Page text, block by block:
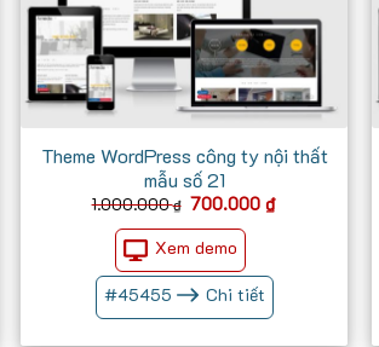
Theme WordPress công ty nội thất
mẫu số 21
1.000.000₫ Giá
là:
1.000.000 ₫.
700.000₫Giá
Xem demo
#45455 Chi tiết